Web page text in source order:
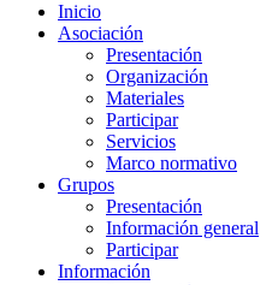
Inicio
Asociación
Presentación
Organización
Materiales
Participar
Servicios
Marco normativo
Grupos
Presentación
Información general
Participar
Información